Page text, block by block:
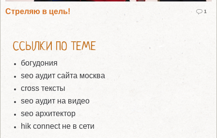
Стреляю в цель! 1
ССЫЛКИ ПО ТЕМЕ
богудония
seo аудит сайта москва
cross тексты
seo аудит на видео
seo архитектор
hik connect не в сети